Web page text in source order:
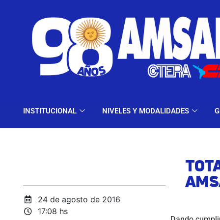
INSTITUCIONAL NIVELES Y MODALIDADES
INSTITUCIONAL
24 de agosto de 2016
17:08 hs